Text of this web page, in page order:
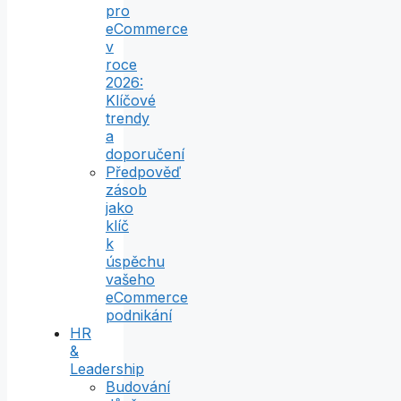
pro
eCommerce
v
roce
2026:
Klíčové
trendy
a
doporučení
Předpověď
zásob
jako
klíč
k
úspěchu
vašeho
eCommerce
podnikání
HR
&
Leadership
Budování